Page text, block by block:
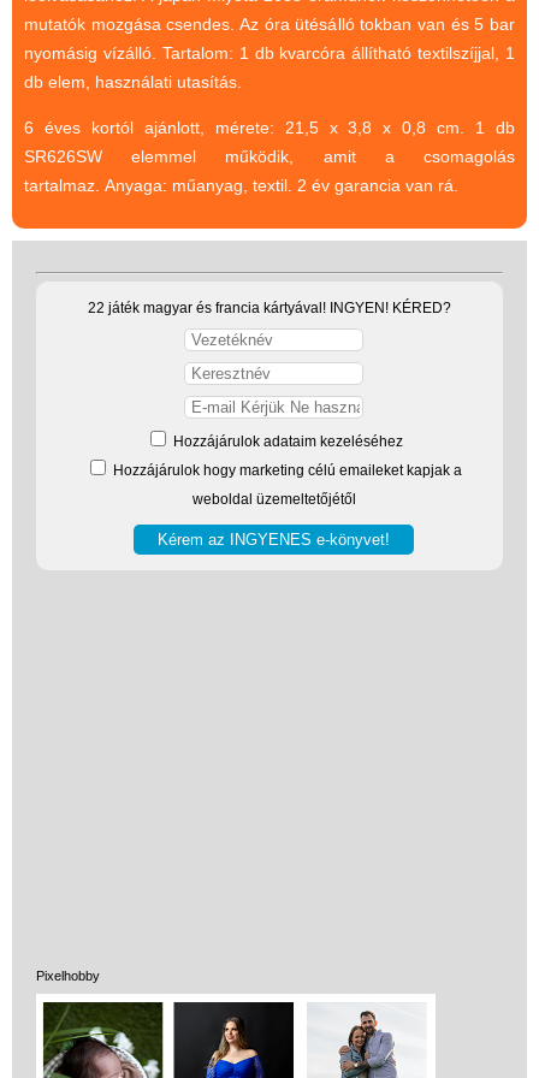
mutatók mozgása csendes. Az óra ütésálló tokban van és 5 bar
nyomásig vízálló. Tartalom: 1 db kvarcóra állítható textilszíjjal, 1
db elem, használati utasítás.
6 éves kortól ajánlott, mérete: 21,5 x 3,8 x 0,8 cm. 1 db
SR626SW elemmel működik, amit a csomagolás
tartalmaz. Anyaga: műanyag, textil. 2 év garancia van rá.
22 játék magyar és francia kártyával! INGYEN! KÉRED?
Hozzájárulok adataim kezeléséhez
Hozzájárulok hogy marketing célú emaileket kapjak a
weboldal üzemeltetőjétől
Pixelhobby
(baba,autó,konyha,épület,..)
Tudományos játék
Úti játékok, Utazó játékok
Ügyességi játékok
CSAK NÁLUNK - Egyedi
játékok
5%-os törzsvásárlói
kedvezmény